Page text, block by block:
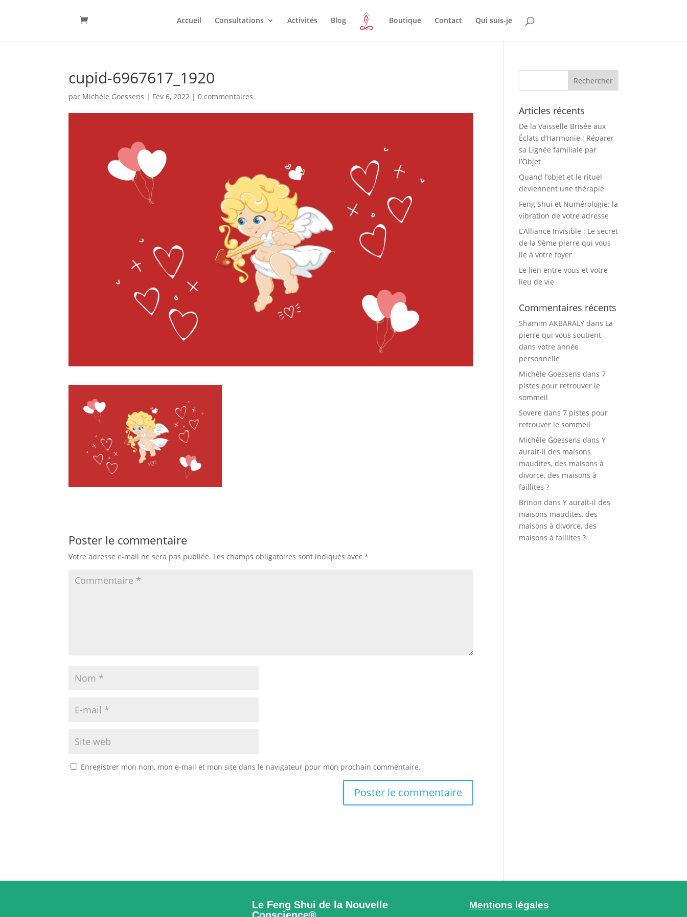
Accueil Consultations Activités Blog Boutique Contact Qui suis-je
cupid-6967617_1920
par Michèle Goessens | Fév 6, 2022 |0 commentaires
Poster le commentaire
Votre adresse e-mail ne sera pas publiée. Les champs obligatoires sont indiqués avec*
Enregistrer mon nom, mon e-mail et mon site dans le navigateur pour mon prochain commentaire.
Articles récents
De la Vaisselle Brisée aux
Éclats d’Harmonie : Réparer
sa Lignée familiale par
l’Objet
Quand l’objet et le rituel
deviennent une thérapie
Feng Shui et Numérologie: la
vibration de votre adresse
L’Alliance Invisible : Le secret
de la 9ème pierre qui vous
lie à votre foyer
Le lien entre vous et votre
lieu de vie
Commentaires récents
Shamim AKBARALY dans La
pierre qui vous soutient
dans votre année
personnelle
Michèle Goessens dans7
pistes pour retrouver le
sommeil
Sovere dans7 pistes pour
retrouver le sommeil
Michèle Goessens dansY
aurait-il des maisons
maudites, des maisons à
divorce, des maisons à
faillites ?
Brinon dansY aurait-il des
maisons maudites, des
maisons à divorce, des
maisons à faillites ?
Le Feng Shui de la Nouvelle
Mentions légales